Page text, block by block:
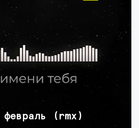
февраль (rmx)